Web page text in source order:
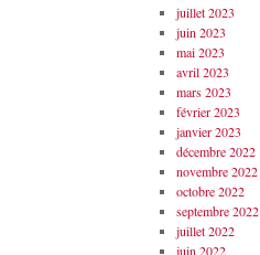
juillet 2023
juin 2023
mai 2023
avril 2023
mars 2023
février 2023
janvier 2023
décembre 2022
novembre 2022
octobre 2022
septembre 2022
juillet 2022
juin 2022